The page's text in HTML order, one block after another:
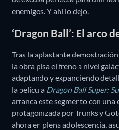
enemigos. Y ahí lo dejo.
‘Dragon Ball’: El arco
Tras la aplastante
la obra pisa el freno a nivel
adaptando y expandiendo
la película Dragon Ball Super:
arranca este segmento con
protagonizada por Trunks y
ahora en plena adolescencia,